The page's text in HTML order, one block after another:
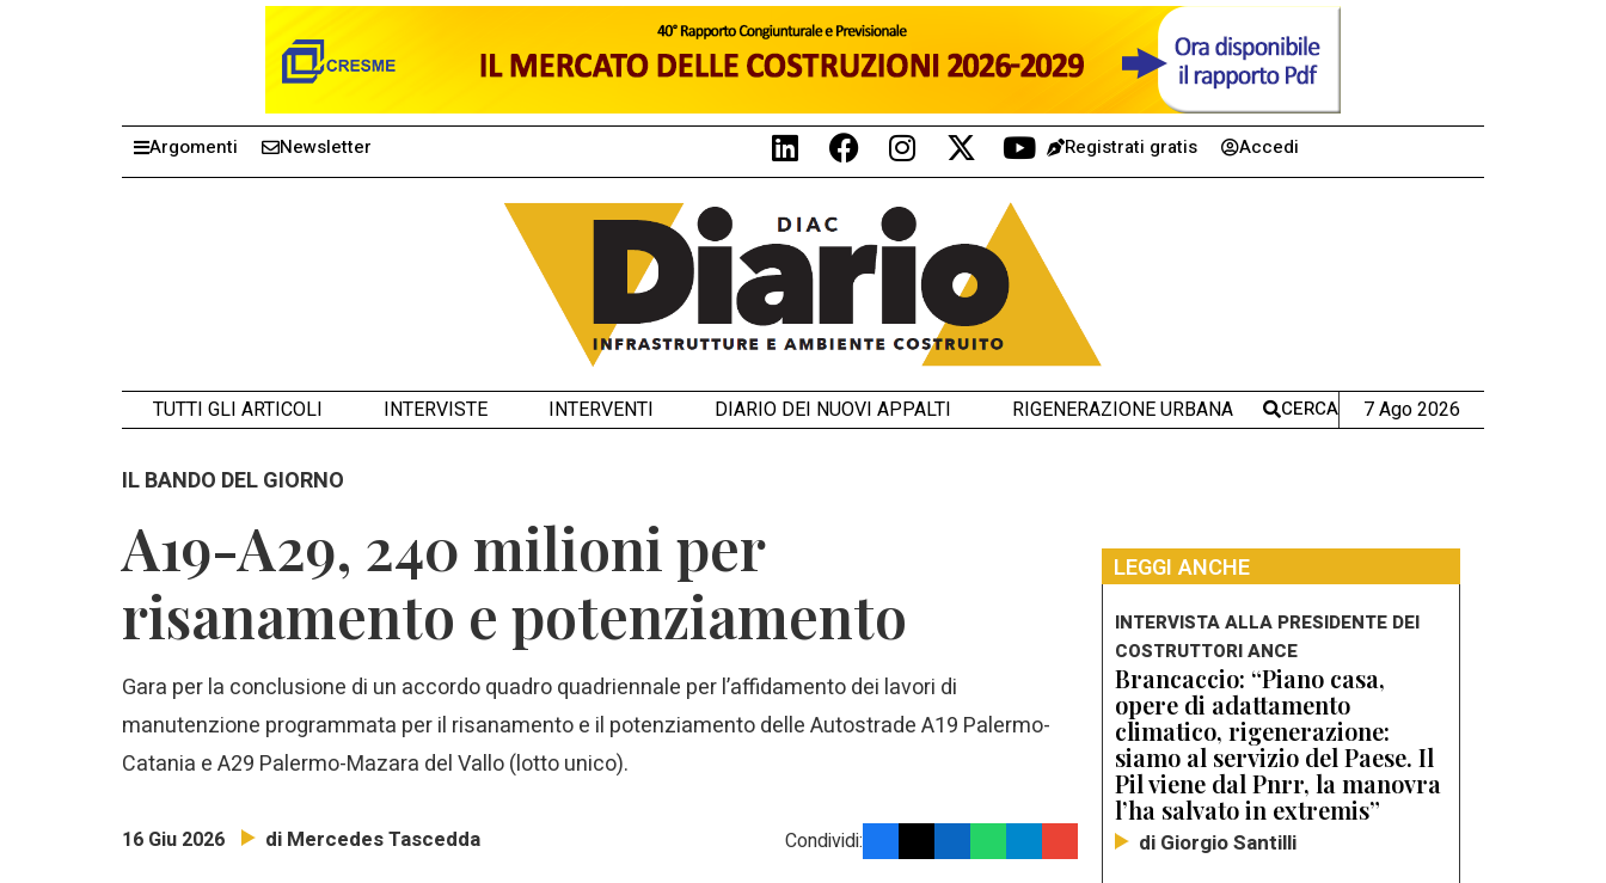
Argomenti Newsletter Registrati gratis Accedi
TUTTI GLI ARTICOLI INTERVISTE INTERVENTI DIARIO DEI NUOVI APPALTI RIGENERAZIONE URBANA CERCA 7 Ago 2026
IL BANDO DEL GIORNO
A19-A29, 240 milioni per
risanamento e potenziamento
Gara per la conclusione di un accordo quadro quadriennale per l’affidamento dei lavori di
manutenzione programmata per il risanamento e il potenziamento delle Autostrade A19 Palermo-
Catania e A29 Palermo-Mazara del Vallo(lotto unico).
16 Giu 2026 di Mercedes Tascedda Condividi:
LEGGI ANCHE
INTERVISTA ALLA PRESIDENTE DEI
COSTRUTTORI ANCE
Brancaccio: “Piano casa,
opere di adattamento
climatico, rigenerazione:
siamo al servizio del Paese. Il
Pil viene dal Pnrr, la manovra
l’ha salvato in extremis”
di Giorgio Santilli